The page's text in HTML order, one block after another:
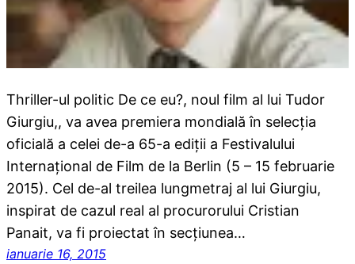
Thriller-ul politic De ce eu?, noul film al lui Tudor
Giurgiu,, va avea premiera mondială în selecția
oficială a celei de-a 65-a ediții a Festivalului
Internațional de Film de la Berlin (5 – 15 februarie
2015). Cel de-al treilea lungmetraj al lui Giurgiu,
inspirat de cazul real al procurorului Cristian
Panait, va fi proiectat în secțiunea…
ianuarie 16, 2015